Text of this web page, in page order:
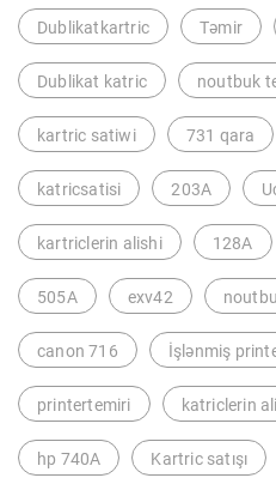
Dublikatkartric Təmir
Dublikat katric noutbuk
kartric satiwi 731 qara
katricsatisi 203A
kartriclerin alishi 128A
505A exv42
canon 716 İşlənmiş
printertemiri katriclerin
hp 740A Kartric satışı